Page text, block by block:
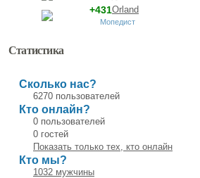
Orland
+431
Мопедист
Статистика
Сколько нас?
6270 пользователей
Кто онлайн?
0 пользователей
0 гостей
Показать только тех, кто онлайн
Кто мы?
1032 мужчины